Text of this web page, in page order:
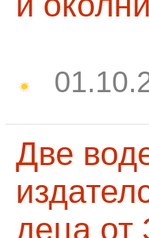
Две
деца от